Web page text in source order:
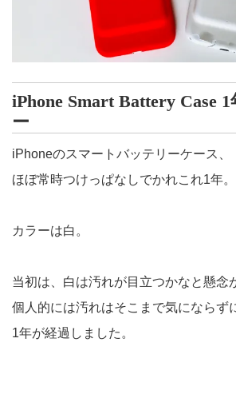
iPhone Smart Battery Case
ー
iPhoneのスマートバッテリーケース、
ほぼ常時つけっぱなしでかれこれ1年。
カラーは白。
当初は、白は汚れが目立つかなと懸念
個人的には汚れはそこまで気にならず
1年が経過しました。